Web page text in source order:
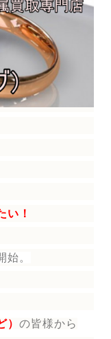
い！
始。
の皆様から